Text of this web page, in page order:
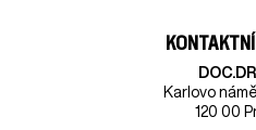
Karlovo
120 00